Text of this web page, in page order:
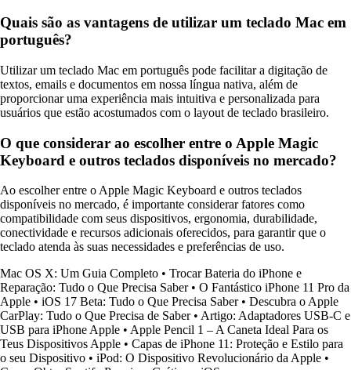
Quais são as vantagens de utilizar um teclado Mac em
português?
Utilizar um teclado Mac em português pode facilitar a digitação de
textos, emails e documentos em nossa língua nativa, além de
proporcionar uma experiência mais intuitiva e personalizada para
usuários que estão acostumados com o layout de teclado brasileiro.
O que considerar ao escolher entre o Apple Magic
Keyboard e outros teclados disponíveis no mercado?
Ao escolher entre o Apple Magic Keyboard e outros teclados
disponíveis no mercado, é importante considerar fatores como
compatibilidade com seus dispositivos, ergonomia, durabilidade,
conectividade e recursos adicionais oferecidos, para garantir que o
teclado atenda às suas necessidades e preferências de uso.
Mac OS X: Um Guia Completo • Trocar Bateria do iPhone e
Reparação: Tudo o Que Precisa Saber• O Fantástico iPhone 11 Pro da
Apple • iOS 17 Beta: Tudo o Que Precisa Saber• Descubra o Apple
CarPlay: Tudo o Que Precisa de Saber• Artigo: Adaptadores USB-C e
USB para iPhone Apple • Apple Pencil 1 – A Caneta Ideal Para os
Teus Dispositivos Apple • Capas de iPhone 11: Proteção e Estilo para
o seu Dispositivo • iPod: O Dispositivo Revolucionário da Apple •